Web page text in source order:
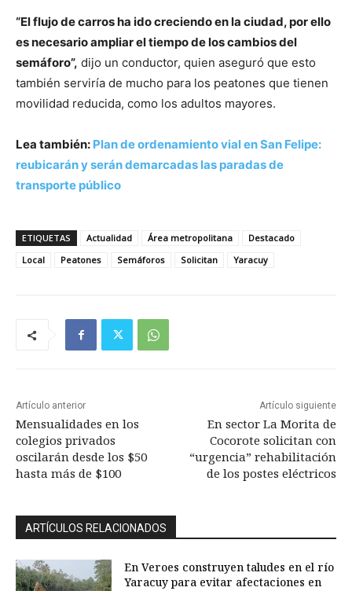
“El flujo de carros ha ido creciendo en la ciudad, por ello
es necesario ampliar el tiempo de los cambios del
semáforo”, dijo un conductor, quien aseguró que esto
también serviría de mucho para los peatones que tienen
movilidad reducida, como los adultos mayores.
Lea también: Plan de ordenamiento vial en San Felipe:
reubicarán y serán demarcadas las paradas de
transporte público
ETIQUETAS Actualidad Área metropolitana
Destacado
Local
Peatones Semáforos Solicitan Yaracuy
Artículo anterior
Mensualidades en los
colegios privados
oscilarán desde los $50
hasta más de $100
Artículo siguiente
En sector La Morita de
Cocorote solicitan con
“urgencia” rehabilitación
de los postes eléctricos
ARTÍCULOS RELACIONADOS
En Veroes construyen taludes en el río
Yaracuy para evitar afectaciones en